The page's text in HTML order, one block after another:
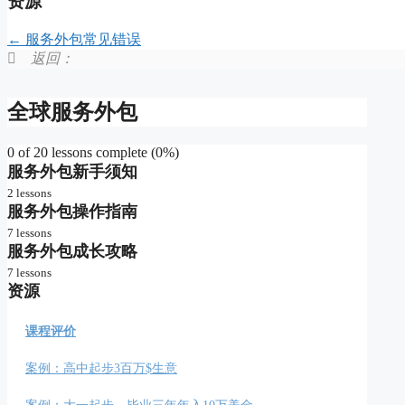
服务外包常见错误
返回：
全球服务外包
0 of 20 lessons complete (0%)
服务外包新手须知
为什么做服务外包
衔接客户和服务商
2 lessons
服务外包操作指南
自由、赚钱的关键
外包生意关键步骤
如何选择生意方向
明确你的竞争优势
快速设计服务合同
7 lessons
服务外包成长攻略
如何向陌生人推销
构建你的品牌形象
如何保证及时收款
7 lessons
资源
课程评价
案例：高中起步3百万$生意